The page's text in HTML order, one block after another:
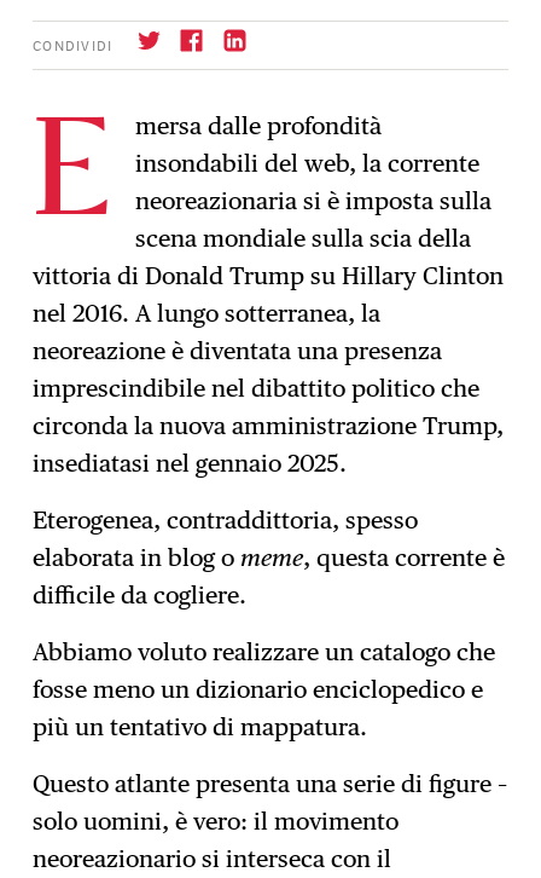
CONDIVIDI
E
mersa dalle profondità
insondabili del web, la corrente
neoreazionaria si è imposta sulla
scena mondiale sulla scia della
vittoria di Donald Trump su Hillary Clinton
nel 2016. A lungo sotterranea, la
neoreazione è diventata una presenza
imprescindibile nel dibattito politico che
circonda la nuova amministrazione Trump,
insediatasi nel gennaio 2025.
Eterogenea, contraddittoria, spesso
elaborata in blog o meme, questa corrente è
difficile da cogliere.
Abbiamo voluto realizzare un catalogo che
fosse meno un dizionario enciclopedico e
più un tentativo di mappatura.
Questo atlante presenta una serie di figure –
solo uomini, è vero: il movimento
neoreazionario si interseca con il